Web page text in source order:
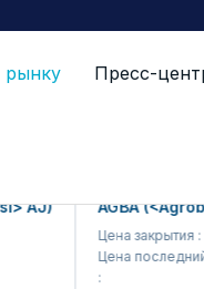
Пресс-
AGBA
Цена закрытия :
Цена последний